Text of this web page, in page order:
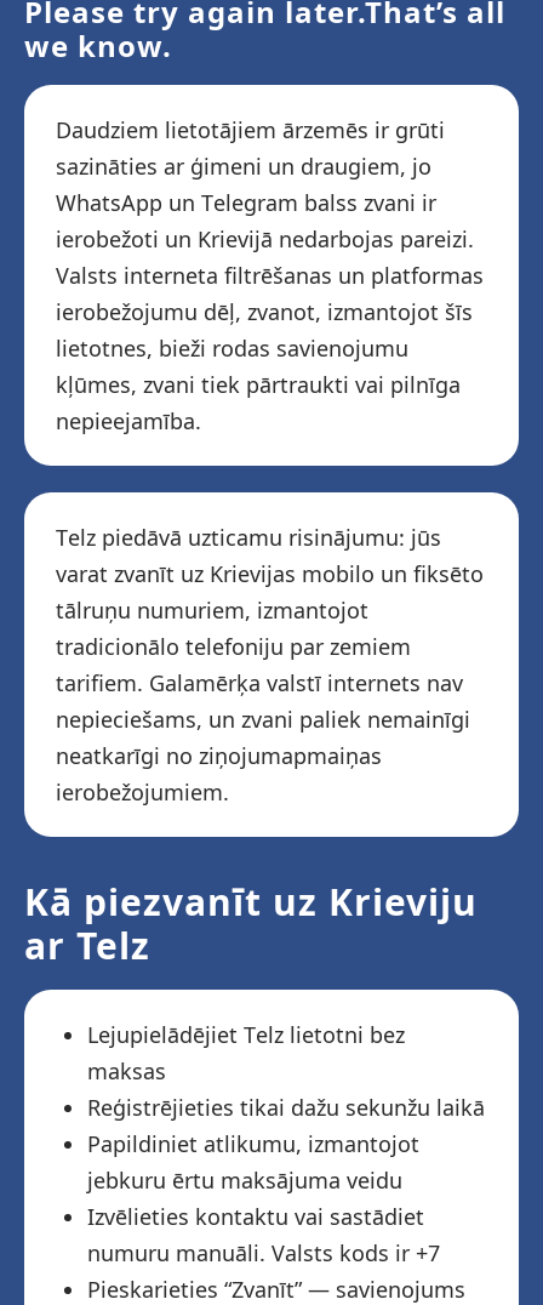
Please try again later.That’s all
we know.
Daudziem lietotājiem ārzemēs ir grūti
sazināties ar ģimeni un draugiem, jo ​​
WhatsApp un Telegram balss zvani ir
ierobežoti un Krievijā nedarbojas pareizi.
Valsts interneta filtrēšanas un platformas
ierobežojumu dēļ, zvanot, izmantojot šīs
lietotnes, bieži rodas savienojumu
kļūmes, zvani tiek pārtraukti vai pilnīga
nepieejamība.
Telz piedāvā uzticamu risinājumu: jūs
varat zvanīt uz Krievijas mobilo un fiksēto
tālruņu numuriem, izmantojot
tradicionālo telefoniju par zemiem
tarifiem. Galamērķa valstī internets nav
nepieciešams, un zvani paliek nemainīgi
neatkarīgi no ziņojumapmaiņas
ierobežojumiem.
Kā piezvanīt uz Krieviju
ar Telz
Lejupielādējiet Telz lietotni bez
maksas
Reģistrējieties tikai dažu sekunžu laikā
Papildiniet atlikumu, izmantojot
jebkuru ērtu maksājuma veidu
Izvēlieties kontaktu vai sastādiet
numuru manuāli. Valsts kods ir +7
Pieskarieties “Zvanīt” — savienojums